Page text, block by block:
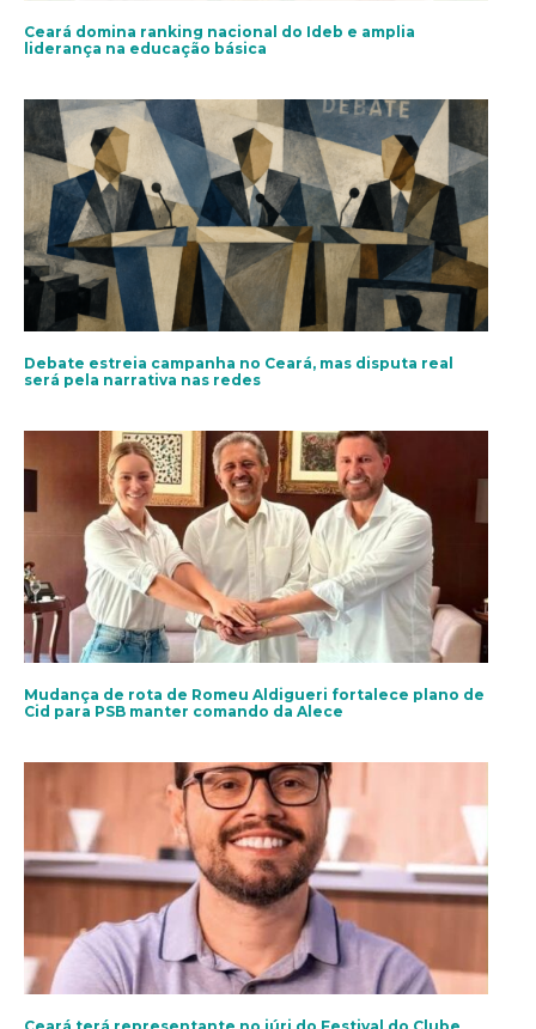
Ceará domina ranking nacional do Ideb e amplia
liderança na educação básica
Debate estreia campanha no Ceará, mas disputa real
será pela narrativa nas redes
Mudança de rota de Romeu Aldigueri fortalece plano de
Cid para PSB manter comando da Alece